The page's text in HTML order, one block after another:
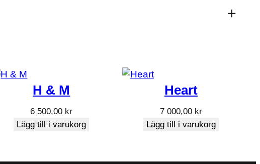
H & M
6 500,00 kr
Lägg till i varukorg
Heart
7 000,00 kr
Lägg till i varukorg